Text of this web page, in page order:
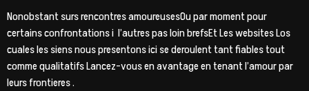
Nonobstant surs rencontres amoureusesOu par moment pour
certains confrontations i l’autres pas loin brefsEt Les websites Los
cuales les siens nous presentons ici se deroulent tant fiables tout
comme qualitatifs Lancez-vous en avantage en tenant l’amour par
leurs frontieres .